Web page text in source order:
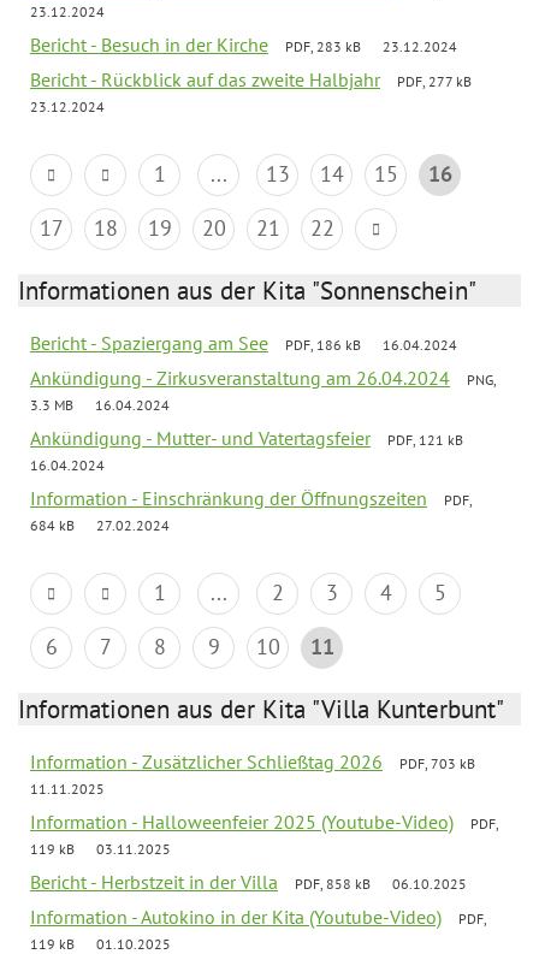
23.12.2024
Bericht - Besuch in der Kirche PDF, 283 kB 23.12.2024
Bericht - Rückblick auf das zweite Halbjahr
PDF, 277 kB
23.12.2024
1 ... 13 14 15
16
17
18 19 20 21 22
Informationen aus der Kita "Sonnenschein"
Bericht - Spaziergang am See PDF, 186 kB 16.04.2024
Ankündigung - Zirkusveranstaltung am 26.04.2024
PNG,
3.3 MB
16.04.2024
Ankündigung - Mutter- und Vatertagsfeier
PDF, 121 kB
16.04.2024
Information - Einschränkung der Öffnungszeiten
PDF,
684 kB
27.02.2024
1 ... 2 3 4
5
6
7 8 9 10 11
Informationen aus der Kita "Villa Kunterbunt"
Information - Zusätzlicher Schließtag 2026
PDF, 703 kB
11.11.2025
Information - Halloweenfeier 2025 (Youtube-Video)
PDF,
119 kB
03.11.2025
Bericht - Herbstzeit in der Villa PDF, 858 kB 06.10.2025
Information - Autokino in der Kita (Youtube-Video)
PDF,
119 kB
01.10.2025